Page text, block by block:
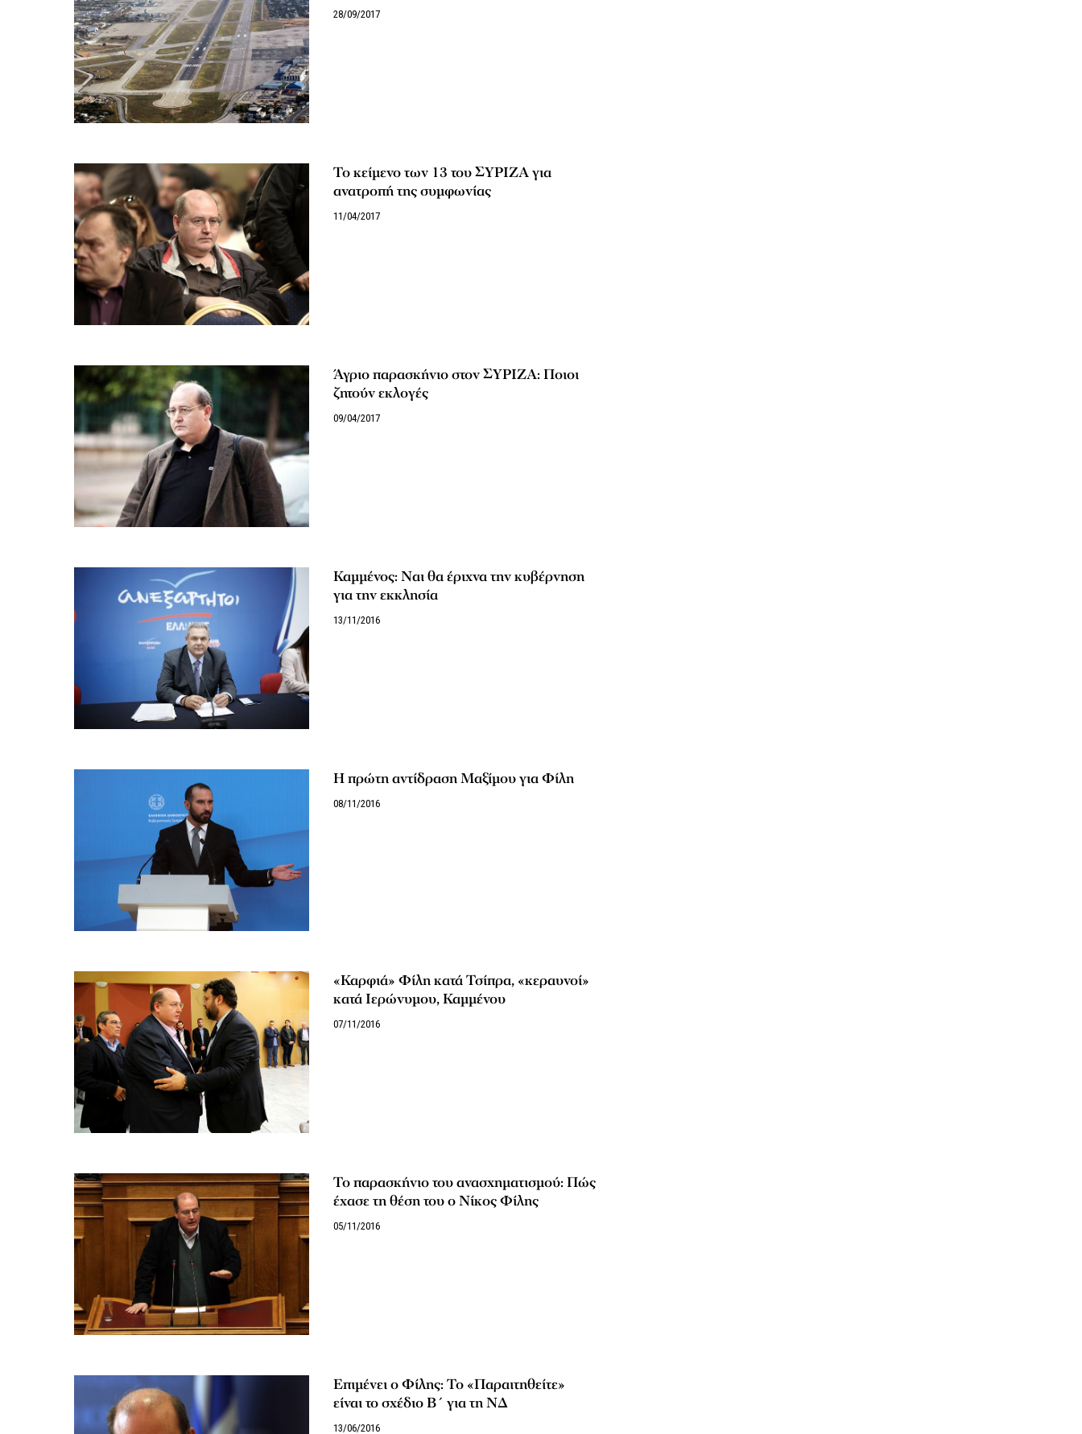
28/09/2017
Το κείμενο των 13 του ΣΥΡΙΖΑ για
ανατροπή της συμφωνίας
11/04/2017
Άγριο παρασκήνιο στον ΣΥΡΙΖΑ: Ποιοι
ζητούν εκλογές
09/04/2017
Καμμένος: Ναι θα έριχνα την κυβέρνηση
για την εκκλησία
13/11/2016
Η πρώτη αντίδραση Μαξίμου για Φίλη
08/11/2016
«Καρφιά» Φίλη κατά Τσίπρα, «κεραυνοί»
κατά Ιερώνυμου, Καμμένου
07/11/2016
Το παρασκήνιο του ανασχηματισμού: Πώς
έχασε τη θέση του ο Νίκος Φίλης
05/11/2016
Επιμένει ο Φίλης: Το «Παραιτηθείτε»
είναι το σχέδιο Β΄ για τη ΝΔ
13/06/2016